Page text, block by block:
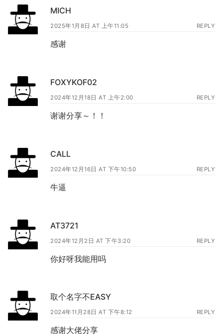
MICH
2025年1月8日 AT 上午11:05 REPLY
感谢
FOXYKOF02
2024年12月18日 AT 上午2:00 REPLY
谢谢分享～！！
CALL
2024年12月16日 AT 下午10:50 REPLY
牛逼
AT3721
2024年12月2日 AT 下午3:20 REPLY
你好呀我能用吗
取个名字不EASY
2024年11月28日 AT 下午8:12 REPLY
感谢大佬分享